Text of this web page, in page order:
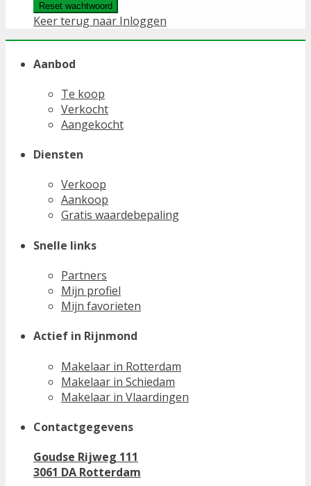
Reset wachtwoord
Keer terug naar Inloggen
Aanbod
Te koop
Verkocht
Aangekocht
Diensten
Verkoop
Aankoop
Gratis waardebepaling
Snelle links
Partners
Mijn profiel
Mijn favorieten
Actief in Rijnmond
Makelaar in Rotterdam
Makelaar in Schiedam
Makelaar in Vlaardingen
Contactgegevens
Goudse Rijweg 111
3061 DA Rotterdam